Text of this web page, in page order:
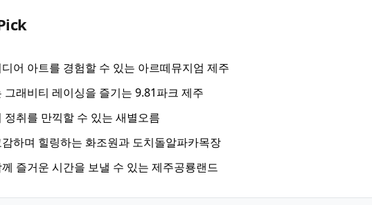
어 아트를 경험할 수 있는 아르떼뮤지엄 제주
그래비티 레이싱을 즐기는 9.81파크 제주
정취를 만끽할 수 있는 새별오름
하며 힐링하는 화조원과 도치돌알파카목장
즐거운 시간을 보낼 수 있는 제주공룡랜드